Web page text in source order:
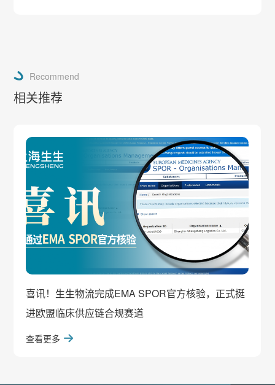
Recommend
相关推荐
喜讯！生生物流完成EMA SPOR官方核验，正式挺
进欧盟临床供应链合规赛道
查看更多